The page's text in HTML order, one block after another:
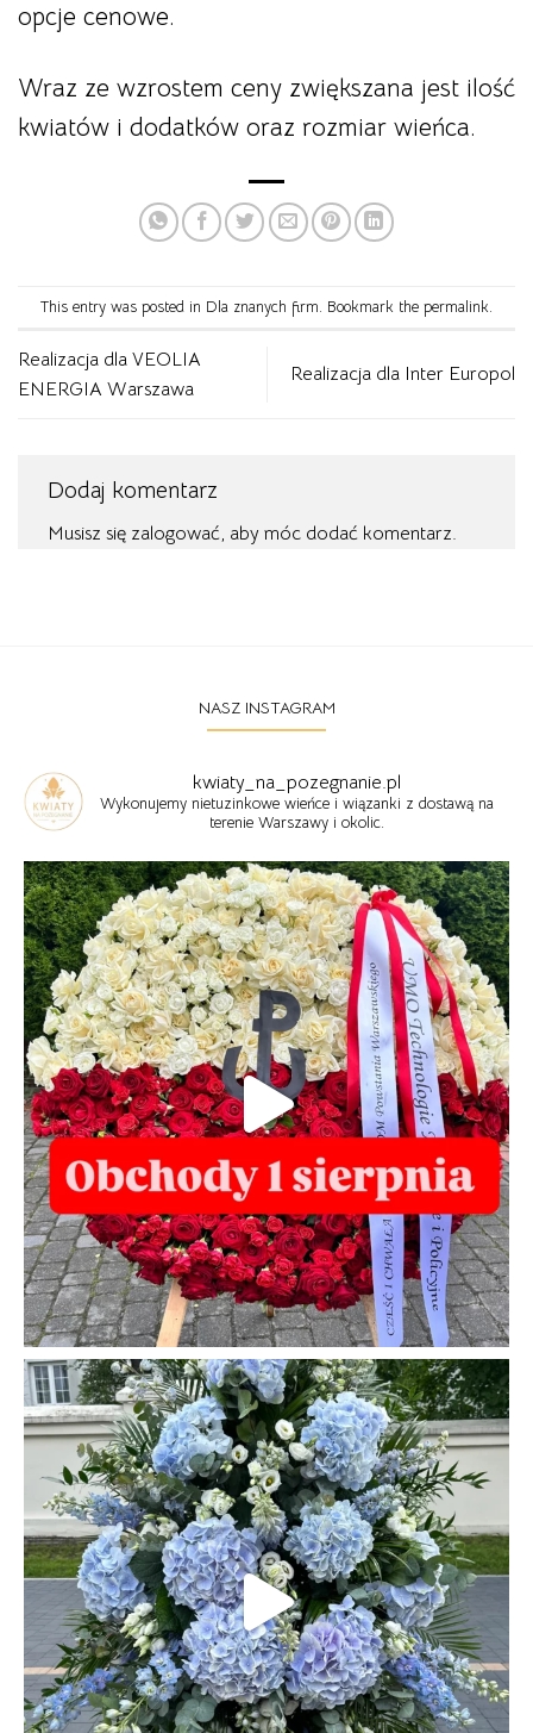
opcje cenowe.
Wraz ze wzrostem ceny zwiększana jest ilość
kwiatów i dodatków oraz rozmiar wieńca.
This entry was posted in Dla znanych firm. Bookmark the permalink.
Realizacja dla VEOLIA
ENERGIA Warszawa
Realizacja dla Inter Europol
Dodaj komentarz
Musisz się zalogować, aby móc dodać komentarz.
NASZ INSTAGRAM
kwiaty_na_pozegnanie.pl
Wykonujemy nietuzinkowe wieńce i wiązanki z dostawą na
terenie Warszawy i okolic.